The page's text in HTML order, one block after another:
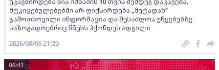
მტკიცებულებებში არ ფიქსირდება „მეტადან“
გამოთხოვილი ინფორმაცია და შესაძლოა უწყებებზე
საზოგადოებრივ წნეხს ჰქონდეს ადგილი
2026/08/06 21:29
06:41